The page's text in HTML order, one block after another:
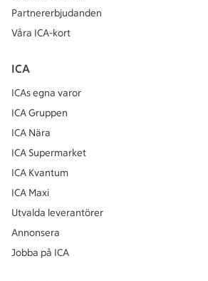
Partnererbjudanden
Våra ICA-kort
ICA
ICAs egna varor
ICA Gruppen
ICA Nära
ICA Supermarket
ICA Kvantum
ICA Maxi
Utvalda leverantörer
Annonsera
Jobba på ICA